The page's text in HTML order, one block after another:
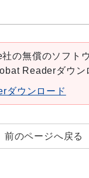
の無償のソフト
Readerダウン
ダウンロード
前のページへ戻る